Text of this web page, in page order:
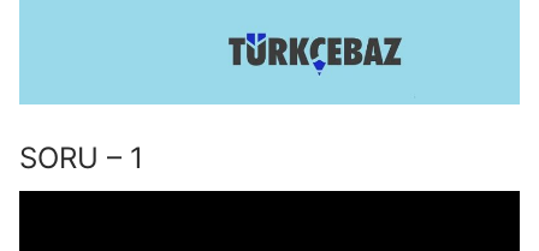
SORU – 1